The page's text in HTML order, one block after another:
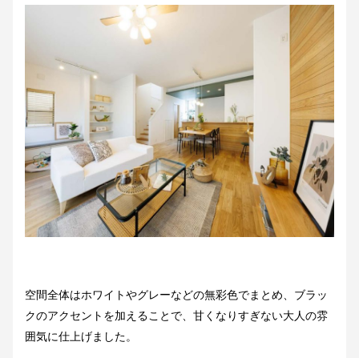
空間全体はホワイトやグレーなどの無彩色でまとめ、ブラッ
クのアクセントを加えることで、甘くなりすぎない大人の雰
囲気に仕上げました。